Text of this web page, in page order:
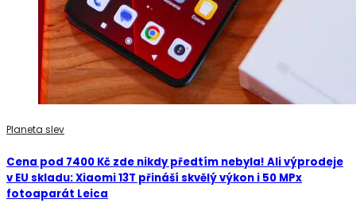
Planeta slev
Cena pod 7400 Kč zde nikdy předtím nebyla! Ali výprodeje
v EU skladu: Xiaomi 13T přináší skvělý výkon i 50 MPx
fotoaparát Leica